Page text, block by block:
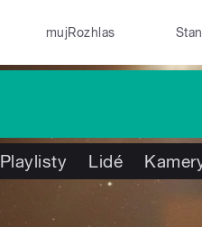
mujRozhlas
Playlisty Lidé